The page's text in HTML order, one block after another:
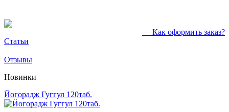
— Как оформить заказ?
Статьи
Отзывы
Новинки
Йогорадж Гуггул 120таб.